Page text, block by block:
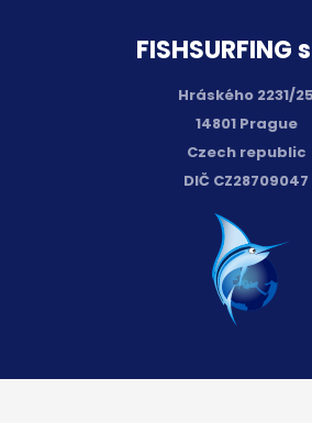
FISH­SURFING
Hráského 2231/25
14801 Prague
Czech republic
DIČ CZ28709047